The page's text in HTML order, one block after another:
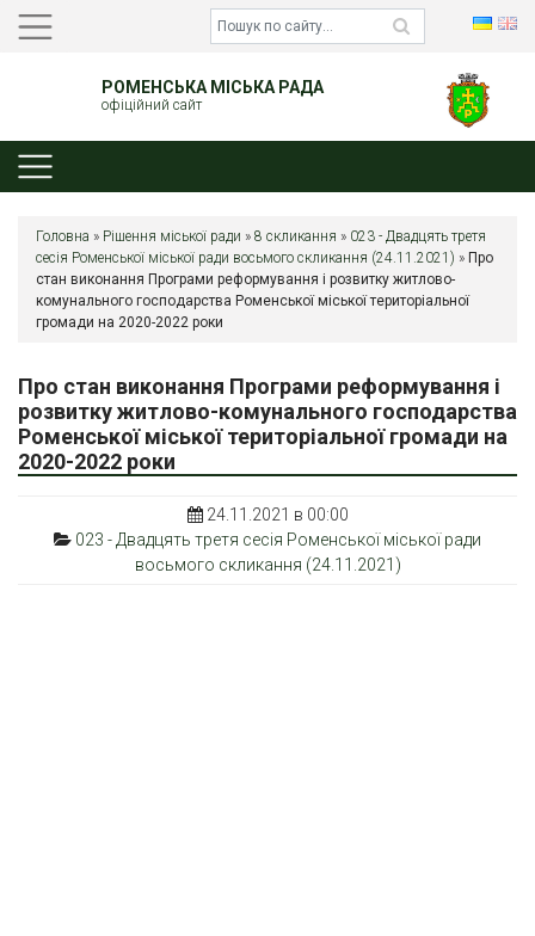
РОМЕНСЬКА МІСЬКА РАДА
офіційний сайт
Головна » Рішення міської ради » 8 скликання » 023 - Двадцять третя
сесія Роменської міської ради восьмого скликання (24.11.2021) » Про
стан виконання Програми реформування і розвитку житлово-
комунального господарства Роменської міської територіальної
громади на 2020-2022 роки
Про стан виконання Програми реформування і
розвитку житлово-комунального господарства
Роменської міської територіальної громади на
2020-2022 роки
24.11.2021 в 00:00
023 - Двадцять третя сесія Роменської міської ради
восьмого скликання (24.11.2021)